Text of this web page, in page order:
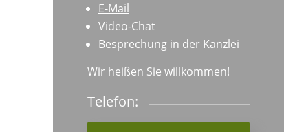
E-Mail
Video-Chat
Besprechung in der Kanzlei
Wir heißen Sie willkommen!
Telefon: